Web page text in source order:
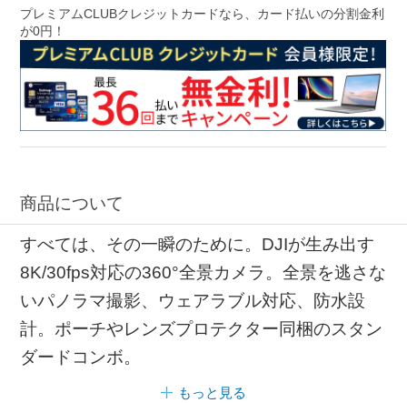
プレミアムCLUBクレジットカードなら、カード払いの分割金利
が0円！
商品について
すべては、その一瞬のために。DJIが生み出す
8K/30fps対応の360°全景カメラ。全景を逃さな
いパノラマ撮影、ウェアラブル対応、防水設
計。ポーチやレンズプロテクター同梱のスタン
ダードコンボ。
もっと見る